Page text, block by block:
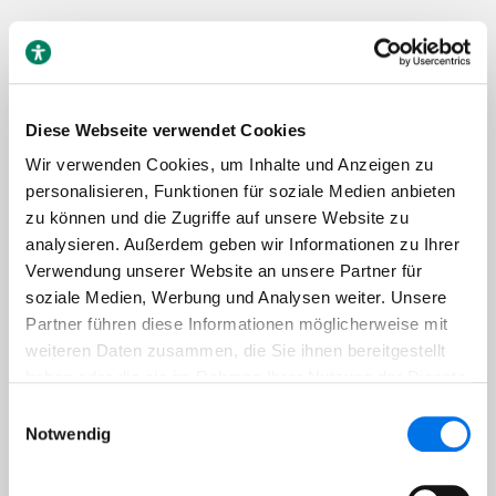
Diese Webseite verwendet Cookies
Wir verwenden Cookies, um Inhalte und Anzeigen zu
personalisieren, Funktionen für soziale Medien anbieten
zu können und die Zugriffe auf unsere Website zu
analysieren. Außerdem geben wir Informationen zu Ihrer
Verwendung unserer Website an unsere Partner für
soziale Medien, Werbung und Analysen weiter. Unsere
Partner führen diese Informationen möglicherweise mit
weiteren Daten zusammen, die Sie ihnen bereitgestellt
Notwendig
Kostenlos ausprobieren
Testen Sie AccessGO 7 Tage komplett
kostenlos. Keine Kreditkarte erforderlich -
sofortiger Zugriff auf alle Funktionen.
Google